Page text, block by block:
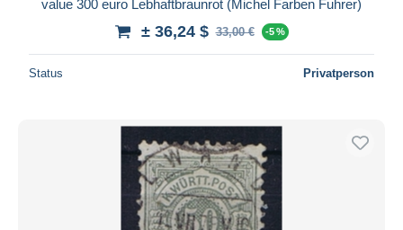
value 300 euro Lebhaftbraunrot (Michel Farben Fuhrer)
± 36,24 $ 33,00 € -5 %
Status Privatperson